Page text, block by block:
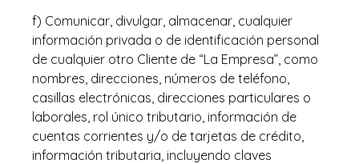
f) Comunicar, divulgar, almacenar, cualquier
información privada o de identificación personal
de cualquier otro Cliente de “La Empresa”, como
nombres, direcciones, números de teléfono,
casillas electrónicas, direcciones particulares o
laborales, rol único tributario, información de
cuentas corrientes y/o de tarjetas de crédito,
información tributaria, incluyendo claves